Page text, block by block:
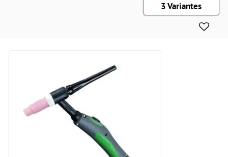
3 Variantes